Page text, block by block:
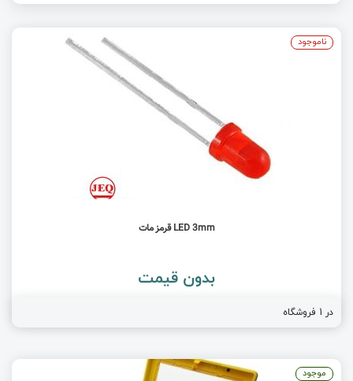
LED 3mm قرمز مات
بدون قیمت
در 1 فروشگاه
ناموجود
موجود